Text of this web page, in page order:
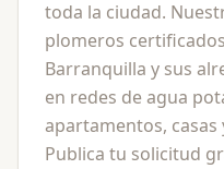
toda la ciudad.
plomeros
Barranquilla y sus
en redes de agua
apartamentos, casas
Publica tu solicitud